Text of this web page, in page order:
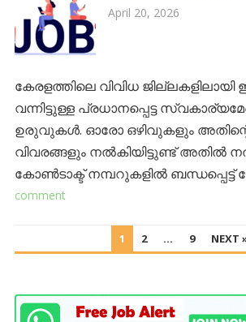
April 20, 2026
കേരളത്തിലെ വിവിധ ജില്ലകളിലായി
വന്നിട്ടുള്ള പ്രധാനപ്പെട്ട
ഉരുവുകൾ. ഓരോ ഒഴിവുകളും അതിന്റെ
വിവരങ്ങളും നൽകിയിട്ടുണ്ട് അതിൽ
കോൺടാക്ട് നമ്പറുകളിൽ ബന്ധപ്പെട്ട്
comment
PAGINATION
1 2 … 9 NEXT